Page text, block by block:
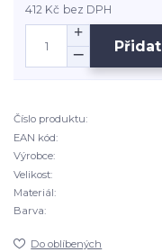
412 Kč bez DPH
Číslo produktu:
EAN kód:
Výrobce:
Velikost:
Materiál:
Barva:
Do oblíbených